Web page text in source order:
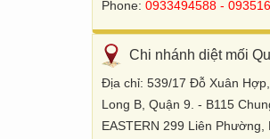
Phone:0933494588 -
Chi nhánh diệt mối
Địa chỉ: 539/17 Đỗ Xuân
Long B, Quận 9. - B115
EASTERN 299 Liên Phường,